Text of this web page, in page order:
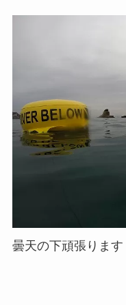
曇天の下頑張りま